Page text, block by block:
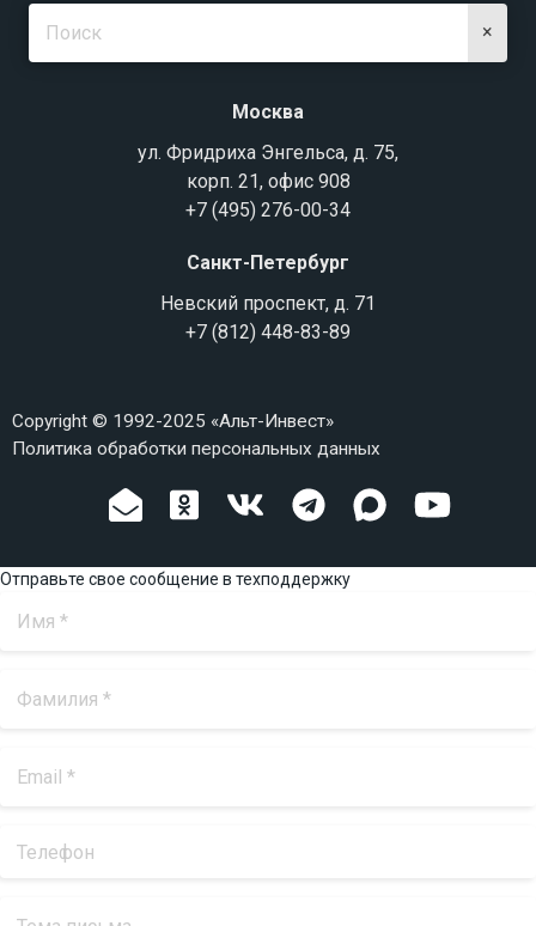
×
Москва
ул. Фридриха Энгельса, д. 75,
корп. 21, офис 908
+7 (495) 276-00-34
Санкт-Петербург
Невский проспект, д. 71
+7 (812) 448-83-89
Copyright © 1992-2025 «Альт-Инвест»
Политика обработки персональных данных
Отправьте свое сообщение в техподдержку